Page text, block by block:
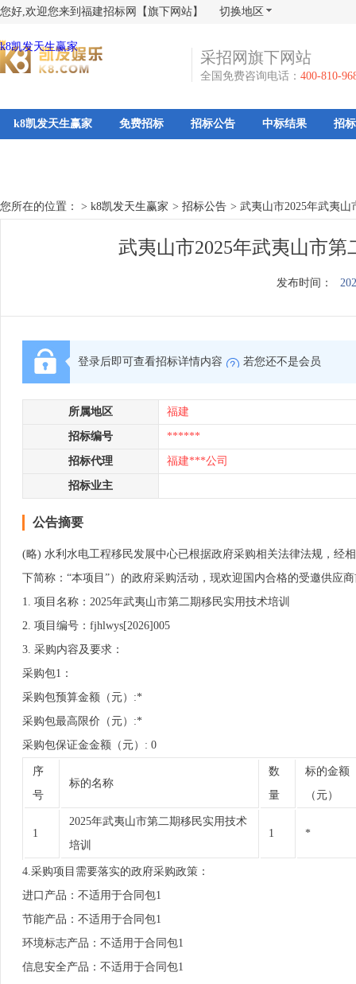
您好,欢迎您来到福建招标网【旗下网站】 切换地区
k8凯发天生赢家
采招网旗下网站
全国免费咨询电话： 400-810-
k8凯发天生赢家 免费招标 招标公告 中标结果 招
您所在的位置： > k8凯发天生赢家 > 招标公告 > 武夷山市2025年武夷
武夷山市2025年武夷山市
发布时间：
登录后即可查看招标详情内容 若您还不是会员
所属地区 福建
招标编号 ******
招标代理 福建***公司
招标业主
公告摘要
(略) 水利水电工程移民发展中心已根据政府采购相关法律法规，经
下简称：“本项目”）的政府采购活动，现欢迎国内合格的受邀供应
1. 项目名称：2025年武夷山市第二期移民实用技术培训
2. 项目编号：fjhlwys[2026]005
3. 采购内容及要求：
采购包1：
采购包预算金额（元）:*
采购包最高限价（元）:*
采购包保证金金额（元）: 0
序
号
标的名称
数
量
标的金额
（元）
1
2025年武夷山市第二期移民实用技术
培训
1 *
4.采购项目需要落实的政府采购政策：
进口产品：不适用于合同包1
节能产品：不适用于合同包1
环境标志产品：不适用于合同包1
信息安全产品：不适用于合同包1